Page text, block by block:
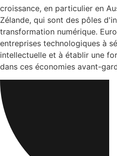
croissance, en particulier en
Zélande, qui sont des pôles
transformation numérique.
entreprises technologiques à
intellectuelle et à établir une
dans ces économies avant-